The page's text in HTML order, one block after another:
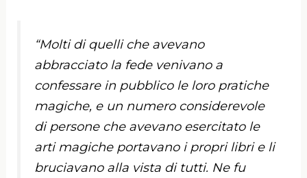
“Molti di quelli che avevano
abbracciato la fede venivano a
confessare in pubblico le loro pratiche
magiche, e un numero considerevole
di persone che avevano esercitato le
arti magiche portavano i propri libri e li
bruciavano alla vista di tutti. Ne fu